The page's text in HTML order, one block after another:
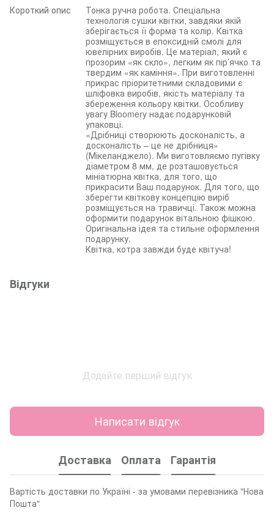
Короткий опис
Тонка ручна робота. Спеціальна
технологія сушки квітки, завдяки якій
зберігається її форма та колір. Квітка
розміщується в епоксидній смолі для
ювелірних виробів. Це матеріал, який є
прозорим «як скло», легким як пір’ячко та
твердим «як каміння». При виготовленні
прикрас пріоритетними складовими є
шліфовка виробів, якість матеріалу та
збереження кольору квітки. Особливу
увагу Bloomery надає подарунковій
упаковці.
«Дрібниці створюють досконалість, а
досконалість – це не дрібниця»
(Мікеланджело). Ми виготовляємо пугівку
діаметром 8 мм, де розташовується
мініатюрна квітка, для того, що
прикрасити Ваш подарунок. Для того, що
зберегти квіткову концепцію виріб
розміщується на травичці. Також можна
оформити подарунок вітальною фішкою.
Оригінальна ідея та стильне оформлення
подарунку.
Квітка, котра завжди буде квітуча!
Відгуки
Додайте перший відгук
Написати відгук
Доставка Оплата Гарантія
Вартість доставки по Україні - за умовами перевізника "Нова
Пошта"